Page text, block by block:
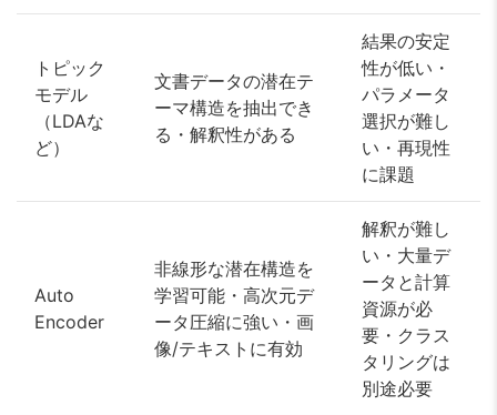
トピック
モデル
（LDAな
ど）
文書データの潜在テ
ーマ構造を抽出でき
る・解釈性がある
結果の安定
性が低い・
パラメータ
選択が難し
い・再現性
に課題
Auto
Encoder
非線形な潜在構造を
学習可能・高次元デ
ータ圧縮に強い・画
像/テキストに有効
解釈が難し
い・大量デ
ータと計算
資源が必
要・クラス
タリングは
別途必要